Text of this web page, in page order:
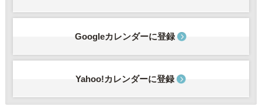
Googleカレンダーに登録
Yahoo!カレンダーに登録